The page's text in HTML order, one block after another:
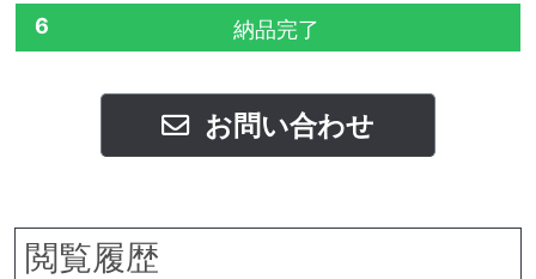
6 納品完了
お問い合わせ
閲覧履歴